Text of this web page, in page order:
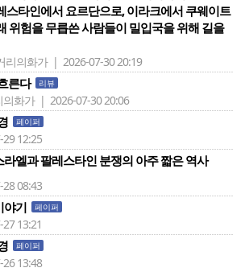
스타인에서 요르단으로, 이라크에서 쿠웨이트
위험을 무릅쓴 사람들이 밀입국을 위해 길을
리의화가 | 2026-07-30 20:19
른다 리뷰
의화가 | 2026-07-30 20:06
페이퍼
12:25
라엘과 팔레스타인 분쟁의 아주 짧은 역사
08:43
야기 페이퍼
13:21
페이퍼
13:48